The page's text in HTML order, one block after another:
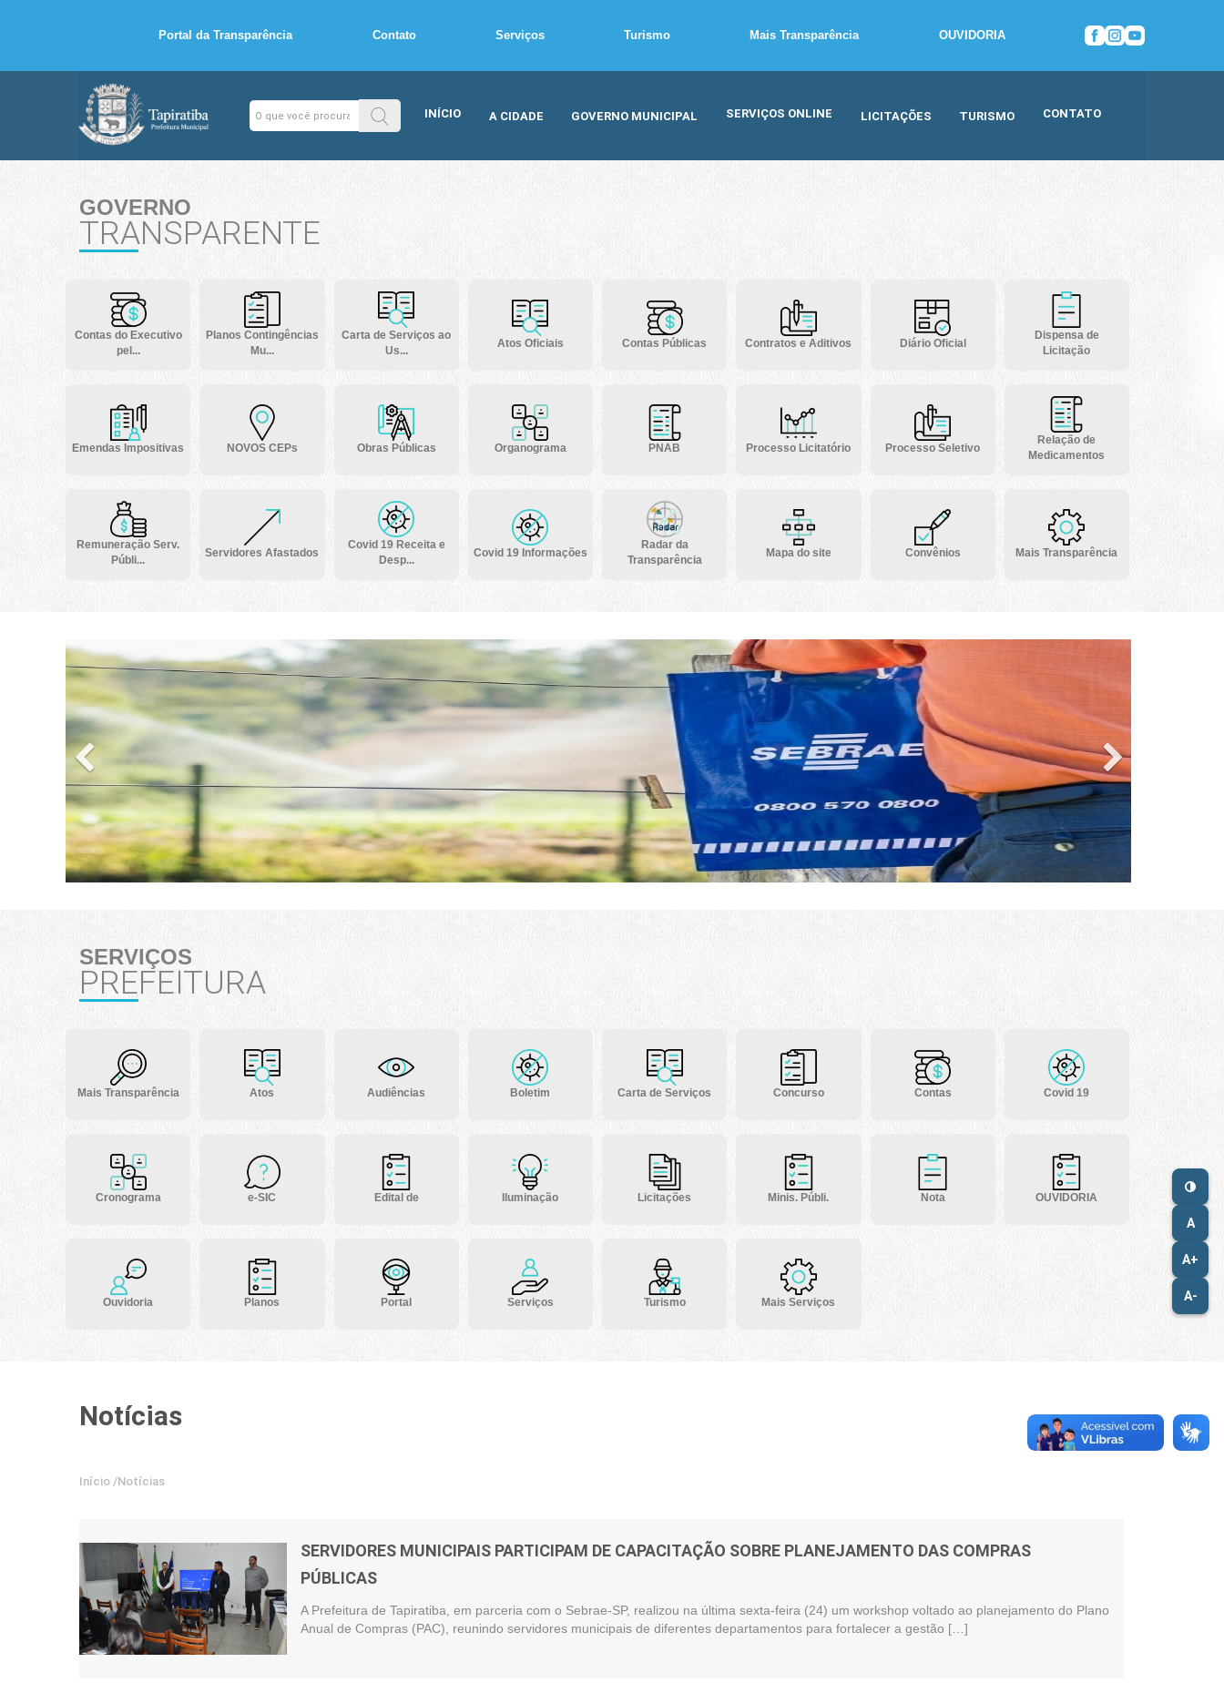
Portal da Transparência Contato Serviços Turismo Mais Transparência OUVIDORIA
INÍCIO A CIDADE GOVERNO MUNICIPAL SERVIÇOS ONLINE LICITAÇÕES TURISMO CONTATO
A
A+
A-
GOVERNO
TRANSPARENTE
Contas do Executivo
pel...
Planos Contingências
Mu...
Carta de Serviços ao
Us...
Atos Oficiais Contas Públicas Contratos e Aditivos Diário Oficial
Dispensa de
Licitação
Emendas Impositivas NOVOS CEPs Obras Públicas Organograma PNAB Processo Licitatório Processo Seletivo
Relação de
Medicamentos
Remuneração Serv.
Públi...
Servidores Afastados
Covid 19 Receita e
Desp...
Covid 19 Informações
Radar da
Transparência
Mapa do site Convênios Mais Transparência
Previous Next
SERVIÇOS
PREFEITURA
Mais Transparência Atos Audiências Boletim Carta de Serviços Concurso Contas Covid 19
Cronograma e-SIC Edital de Iluminação Licitações Minis. Públi. Nota OUVIDORIA
Ouvidoria Planos Portal Serviços Turismo Mais Serviços
Notícias
Início /Notícias
SERVIDORES MUNICIPAIS PARTICIPAM DE CAPACITAÇÃO SOBRE PLANEJAMENTO DAS COMPRAS
PÚBLICAS
A Prefeitura de Tapiratiba, em parceria com o Sebrae-SP, realizou na última sexta-feira (24) um workshop voltado ao planejamento do Plano
Anual de Compras (PAC), reunindo servidores municipais de diferentes departamentos para fortalecer a gestão […]